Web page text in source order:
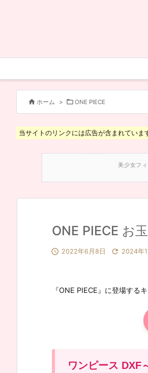
 ホーム >  ONE PIECE
当サイトのリンクには広告が含まれていま
美少女フ
ONE PIECE お玉
 2022年6月8日  2024年1
『ONE PIECE』に登場する
ワンピース DXF